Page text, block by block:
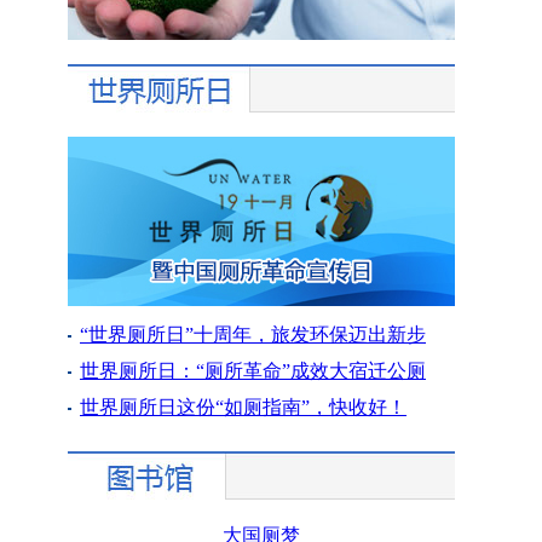
“世界厕所日”十周年，旅发环保迈出新步
世界厕所日：“厕所革命”成效大宿迁公厕
世界厕所日这份“如厕指南”，快收好！
大国厕梦